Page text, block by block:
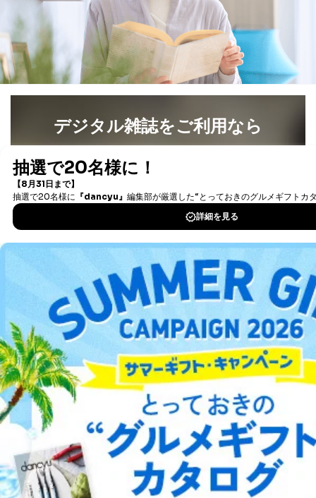
デジタル雑誌をご利用なら
書籍）が無料で読み放題！
DOWNLOAD FOR IOS
DOWNLOAD FOR ANDROID
ご利用方法はこちら
総合案内
アフィリエイト 採用情報
プレスリリース お問い合わせ
利用規約プライバシーポリシー 特定商取引法に基づく表示
出版社の皆様へ
投資家の皆様へサイトマップ